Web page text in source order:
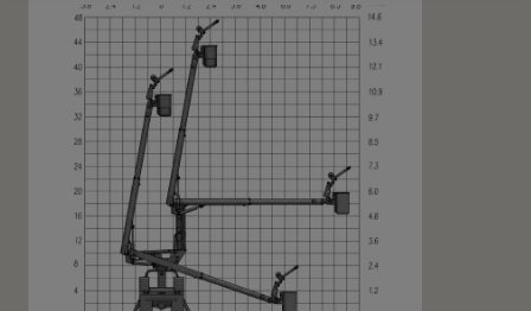
Especificaciones
técnicas Solicitar presupuesto